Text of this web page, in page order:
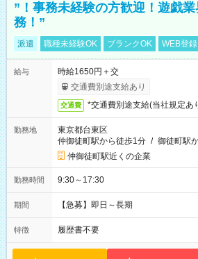
”！事務未経験の方歓迎！遊戯
務！”
派遣 職種未経験OK ブランクOK WEB登
給与
時給1650円＋交
交通費別途支給あり
交通費 *交通費別途支給(当社規定あ
勤務地
東京都台東区
仲御徒町駅から徒歩1分 / 御徒町駅
仲御徒町駅近くの企業
勤務時間 9:30～17:30
期間 【急募】即日～長期
特徴 履歴書不要